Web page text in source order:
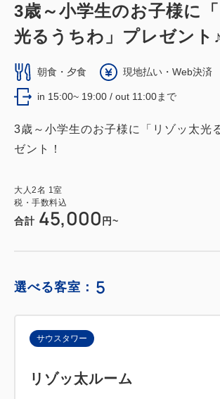
ジャパニーズデラックス（
ー）
獲得ポイント 530~
禁煙 57平米（10畳＋6畳＋広縁
1~8名 布団×8 Wi-Fiあり
3歳～小学生のお子様に
光るうちわ」プレゼント♪
朝食・夕食 現地払い・Web決済
in 15:00~ 19:00 / out 11:00まで
3歳～小学生のお子様に「リゾッ太光
ゼント！
大人 2名 1 室
税・手数料込
合計 45,000 円~
選べる客室： 5
サウスタワー
リゾッ太ルーム